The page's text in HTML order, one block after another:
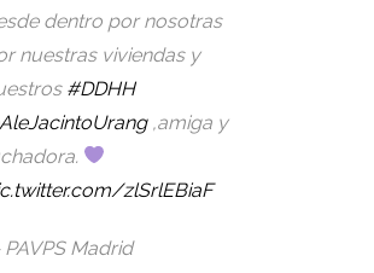
dentro por nosotras
nuestras viviendas y
#DDHH
,amiga y
zlSrlEBiaF
Madrid